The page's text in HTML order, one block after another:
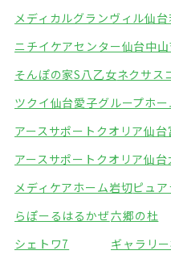
メディカルグランヴィル仙台
ニチイケアセンター仙台中
そんぽの家S八乙女ネクサス
ツクイ仙台愛子グループホー
アースサポートクオリア仙台
アースサポートクオリア仙台
メディケアホーム岩切ピュ
らぽーるはるかぜ六郷の杜
シェトワ7
ギャラリ